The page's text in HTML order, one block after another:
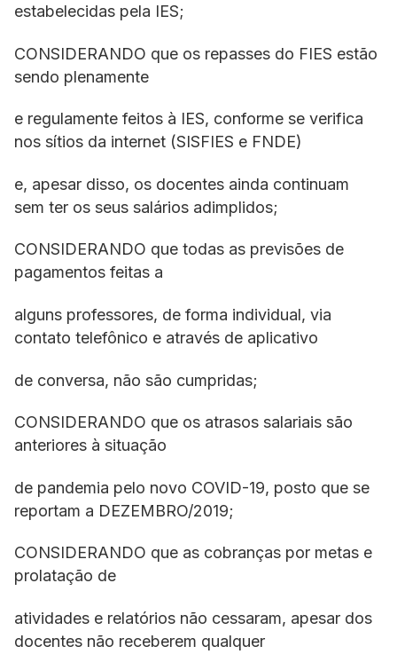
estabelecidas pela IES;
CONSIDERANDO que os repasses do FIES estão
sendo plenamente
e regulamente feitos à IES, conforme se verifica
nos sítios da internet (SISFIES e FNDE)
e, apesar disso, os docentes ainda continuam
sem ter os seus salários adimplidos;
CONSIDERANDO que todas as previsões de
pagamentos feitas a
alguns professores, de forma individual, via
contato telefônico e através de aplicativo
de conversa, não são cumpridas;
CONSIDERANDO que os atrasos salariais são
anteriores à situação
de pandemia pelo novo COVID-19, posto que se
reportam a DEZEMBRO/2019;
CONSIDERANDO que as cobranças por metas e
prolatação de
atividades e relatórios não cessaram, apesar dos
docentes não receberem qualquer